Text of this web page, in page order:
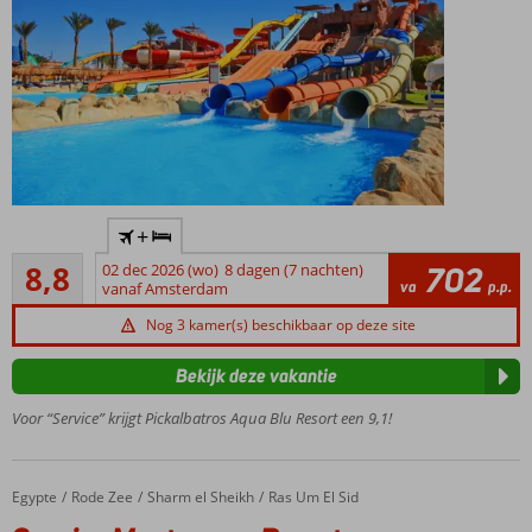
zwembaden
Aquapark
met 7
zwembaden
en 17
glijbanen
voor
volwassenen
restaurants
en 9 bars
8,8
Aanrader
8
beoordelingen
+
02 dec 2026 (wo) 8 dagen (7 nachten)
vanaf Amsterdam
va 702 p.p.
Nog 3 kamer(s) beschikbaar op deze site
Voor “Service” krijgt Pickalbatros Aqua Blu Resort een 9,1!
Bekijk deze vakantie
Home
Egypte Rode Zee Sharm el Sheikh Ras Um El Sid
Sunrise Montemare Resort -Grand Select-